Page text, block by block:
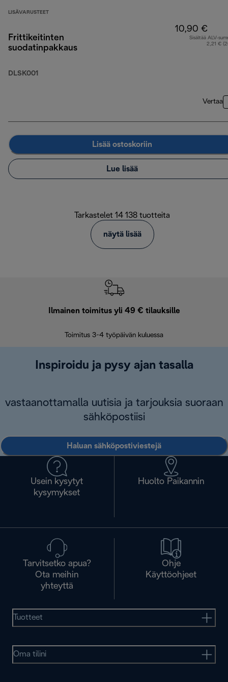
LISÄVARUSTEET
Frittikeitinten
suodatinpakkaus
DLSK001
10,90 €
Sisältää ALV-
2,21 €
Vertaa
Lisää ostoskoriin
Lue lisää
Tarkastelet 14 138 tuotteita
näytä lisää
Ilmainen toimitus yli 49 € tilauksille
Toimitus 3-4 työpäivän kuluessa
Inspiroidu ja pysy ajan tasalla
vastaanottamalla uutisia ja tarjouksia suoraan
sähköpostiisi
Haluan sähköpostiviestejä
Usein kysytyt
kysymykset
Huolto Paikannin
Tarvitsetko apua?
Ota meihin
yhteyttä
Ohje
Käyttöohjeet
Tuotteet
Oma tilini